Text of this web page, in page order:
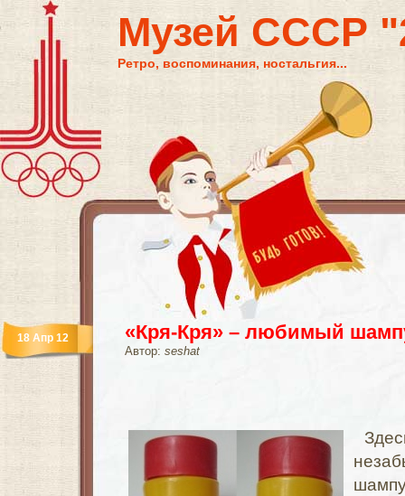
Музей СССР
Ретро, воспоминания, ностальгия...
«Кря-Кря» – любимый
Автор: seshat
18 Апр 12